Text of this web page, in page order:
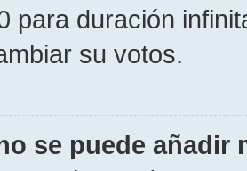
para duración
su votos.
se puede añadir